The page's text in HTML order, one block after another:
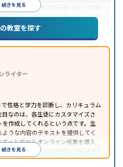
続きを見る
受験大学受験 医学部受験
申点対策学習習慣の定着総合型選抜
薦入試対策学校別特化対策
対応
みの受講可
の個別指導塾アンケート調査方法
教室を探す
ライター
性格と学力を診断し、カリキュラム
なのは、各生徒にカスタマイズさ
作成してくれるという点です。生
うな内容のテキストを提供してく
っと前からオンライン授業を導入
います。AIやICTの活用の先駆者的
続きを見る